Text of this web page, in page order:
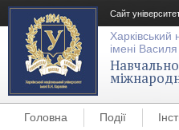
Сайт
Харківський
імені
Головна Події